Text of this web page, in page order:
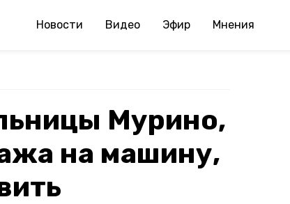
Новости Видео Эфир Мнения
Мурино,
на машину,